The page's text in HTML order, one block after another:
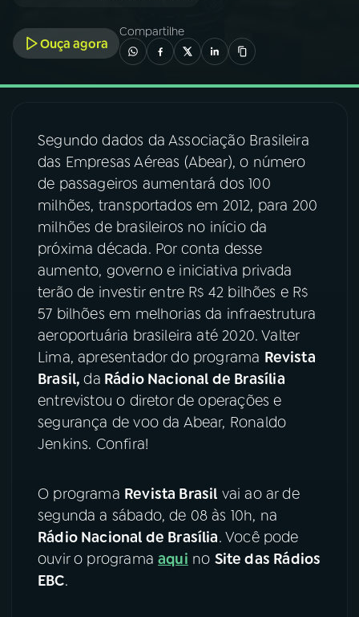
A RÁDIO
03PROGRAMAÇÃO
04 PROGRAMAS
PODCASTS
06VIDEOCASTS
08FESTIVAL DE MÚSICA
ACOMPANHE A RÁDIO NACIONAL
YouTube
TikTok
Ouça agora
Compartilhe
Segundo dados da Associação Brasileira
das Empresas Aéreas (Abear), o número
de passageiros aumentará dos 100
milhões, transportados em 2012, para 200
milhões de brasileiros no início da
próxima década. Por conta desse
aumento, governo e iniciativa privada
terão de investir entre R$ 42 bilhões e R$
57 bilhões em melhorias da infraestrutura
aeroportuária brasileira até 2020. Valter
Lima, apresentador do programa Revista
Brasil,da Rádio Nacional de Brasília
entrevistou o diretor de operações e
segurança de voo da Abear, Ronaldo
Jenkins. Confira!
O programa Revista Brasil vai ao ar de
segunda a sábado, de 08 às 10h, na
Rádio Nacional de Brasília. Você pode
ouvir o programaaqui no Site das Rádios
EBC.